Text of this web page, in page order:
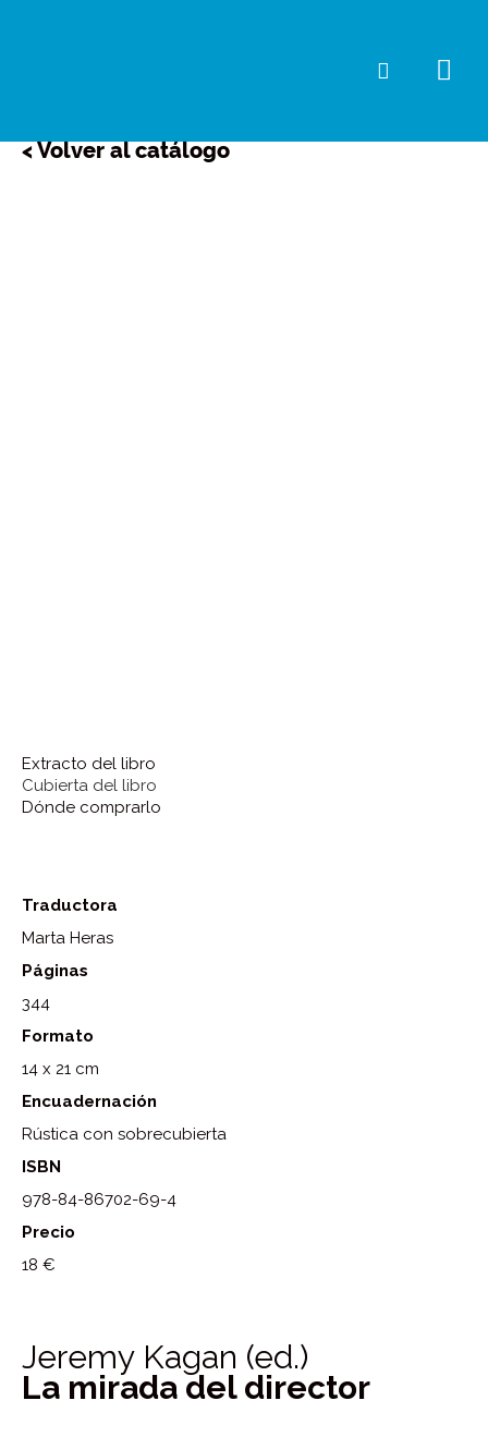
Buscar
< Volver al catálogo
Extracto del libro
Cubierta del libro
Dónde comprarlo
Traductora
Marta Heras
Páginas
344
Formato
14 x 21 cm
Encuadernación
Rústica con sobrecubierta
ISBN
978-84-86702-69-4
Precio
18 €
Jeremy Kagan (ed.)
La mirada del director